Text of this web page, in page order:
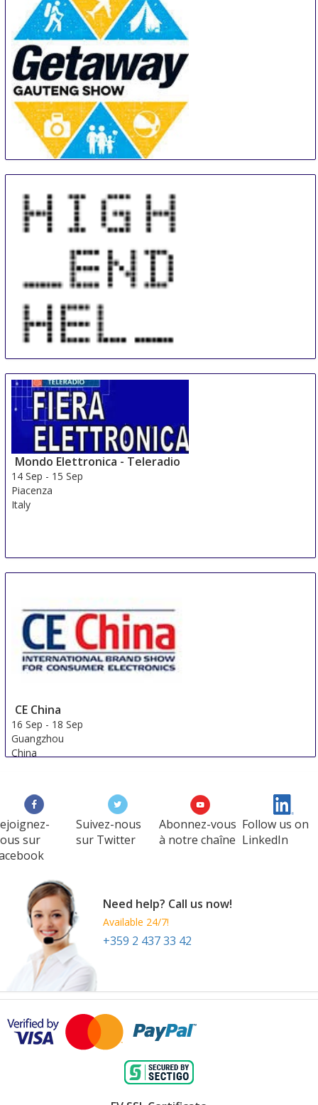
Johannesburg
South Africa
HIGHEND
14 Sep-
16 Sep
Helsinki
Finland
Mondo Elettronica - Teleradio
14 Sep - 15 Sep
Piacenza
Italy
CE China
16 Sep - 18 Sep
Guangzhou
China
sur
Suivez-nous
sur Twitter
Abonnez-vous
à notre chaîne
Follow us on
LinkedIn
Need help? Call us now!
Available 24/7!
+359 2 437 33 42